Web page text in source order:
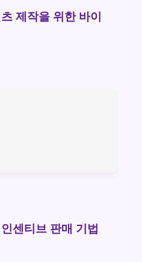
제작을 위한 바이
센티브 판매 기법